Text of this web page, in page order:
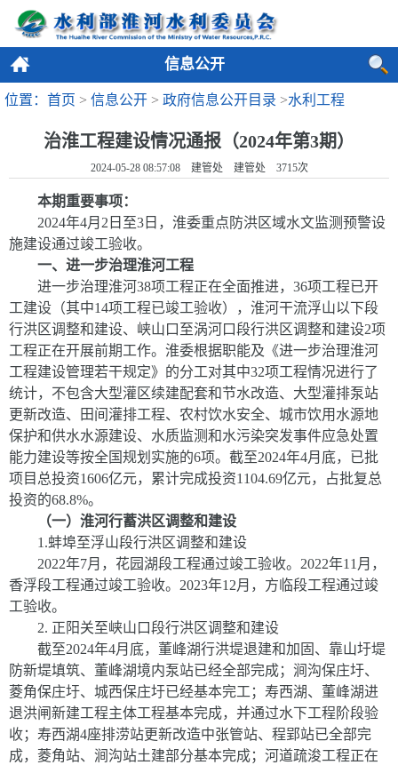
信息公开
位置：首页 > 信息公开 > 政府信息公开目录 >水利工程
治淮工程建设情况通报（2024年第3期）
2024-05-28 08:57:08 建管处 建管处 3715次
本期重要事项：
2024年4月 2 日至3 日，淮委重点防洪区域水文监测预警设
施建设通过竣工验收。
一、进一步治理淮河工程
进一步治理淮河38项工程正在全面推进， 36项工程已开
工建设 （其中14项工程已竣工验收），淮河干流浮山以下段
行洪区调整和建设、峡山口至涡河口段行洪区调整和建设2项
工程正在开展前期工作。 淮委根据职能及《进一步治理淮河
工程建设管理若干规定》的分工对其中32项工程情况进行了
统计， 不包含大型灌区续建配套和节水改造、大型灌排泵站
更新改造、田间灌排工程、农村饮水安全、城市饮用水源地
保护和供水水源建设、水质监测和水污染突发事件应急处置
能力建设等按全国规划实施的6项。截至2024年4月 底，已批
项目总投资1606亿元，累计完成投资1104.69亿元，占批复总
投资的68.8%。
（一）淮河行蓄洪区调整和建设
1 .蚌埠至浮山段行洪区调整和建设
2022年7月，花园湖段工程通过竣工验收。 2022年11 月，
香浮段工程通过竣工验收。 2023年12月，方临段工程通过竣
工验收。
2. 正阳关至峡山口段行洪区调整和建设
截至2024年4月底，董峰湖行洪堤退建和加固、靠山圩堤
防新堤填筑、董峰湖境内泵站已经全部完成；涧沟保庄圩、
菱角保庄圩、城西保庄圩已经基本完工；寿西湖、董峰湖进
退洪闸新建工程主体工程基本完成，并通过水下工程阶段验
收；寿西湖4座排涝站更新改造中张管站、程郢站已全部完
成，菱角站、涧沟站土建部分基本完成；河道疏浚工程正在